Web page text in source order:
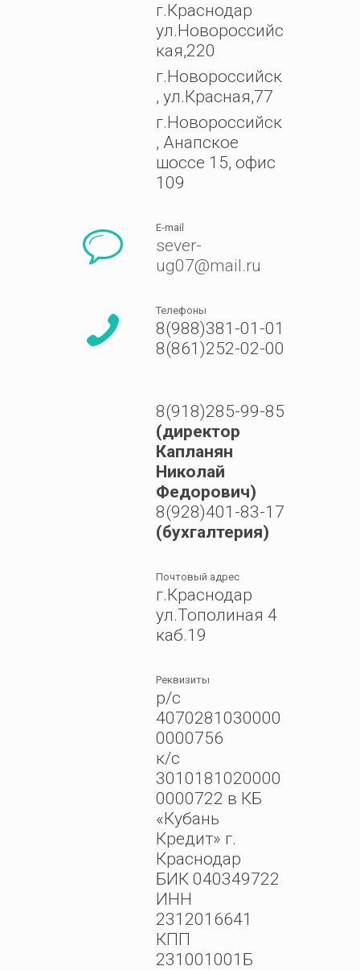
г.Краснодар
ул.Новороссийс
кая,220
г.Новороссийск
, ул.Красная,77
г.Новороссийск
, Анапское
шоссе 15, офис
109
E-mail
sever-
ug07@mail.ru
Телефоны
8(988)381-01-01
8(861)252-02-00
8(918)285-99-85
(директор
Капланян
Николай
Федорович)
8(928)401-83-17
(бухгалтерия)
Почтовый адрес
г.Краснодар
ул.Тополиная 4
каб.19
Реквизиты
р/с
4070281030000
0000756
к/с
3010181020000
0000722 в КБ
«Кубань
Кредит» г.
Краснодар
БИК 040349722
ИНН
2312016641
КПП
231001001Б